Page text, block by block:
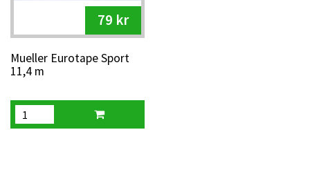
79 kr
Mueller Eurotape Sport
11,4 m